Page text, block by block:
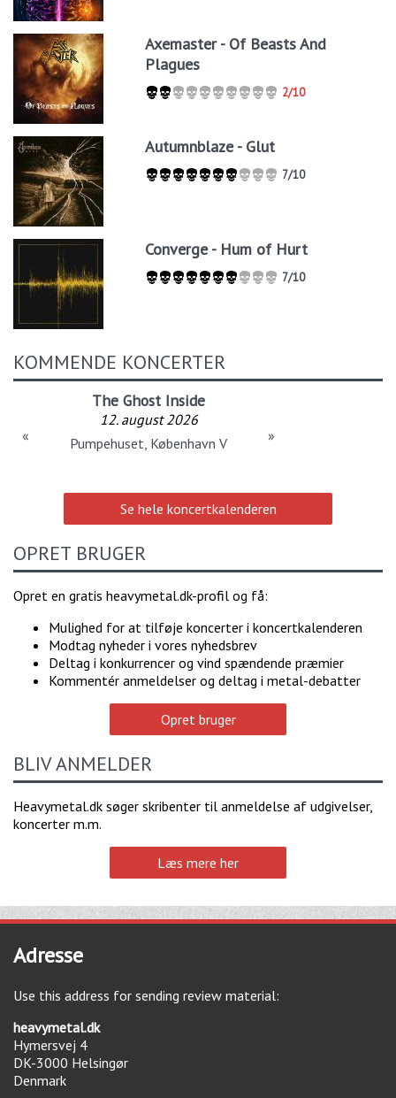
Axemaster - Of Beasts And
Plagues
2/10
Autumnblaze - Glut
7/10
Converge - Hum of Hurt
7/10
KOMMENDE KONCERTER
The Ghost Inside
12. august 2026
Pumpehuset, København V
« »
Se hele koncertkalenderen
OPRET BRUGER
Opret en gratis heavymetal.dk-profil og få:
Mulighed for at tilføje koncerter i koncertkalenderen
Modtag nyheder i vores nyhedsbrev
Deltag i konkurrencer og vind spændende præmier
Kommentér anmeldelser og deltag i metal-debatter
Opret bruger
BLIV ANMELDER
Heavymetal.dk søger skribenter til anmeldelse af udgivelser,
koncerter m.m.
Læs mere her
Adresse
Use this address for sending review material:
heavymetal.dk
Hymersvej 4
DK-3000 Helsingør
Denmark